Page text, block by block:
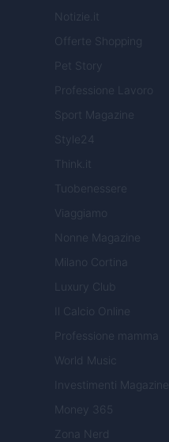
Notizie.it
Offerte Shopping
Pet Story
Professione Lavoro
Sport Magazine
Style24
Think.it
Tuobenessere
Viaggiamo
Nonne Magazine
Milano Cortina
Luxury Club
Il Calcio Online
Professione mamma
World Music
Investimenti Magazine
Money 365
Zona Nerd